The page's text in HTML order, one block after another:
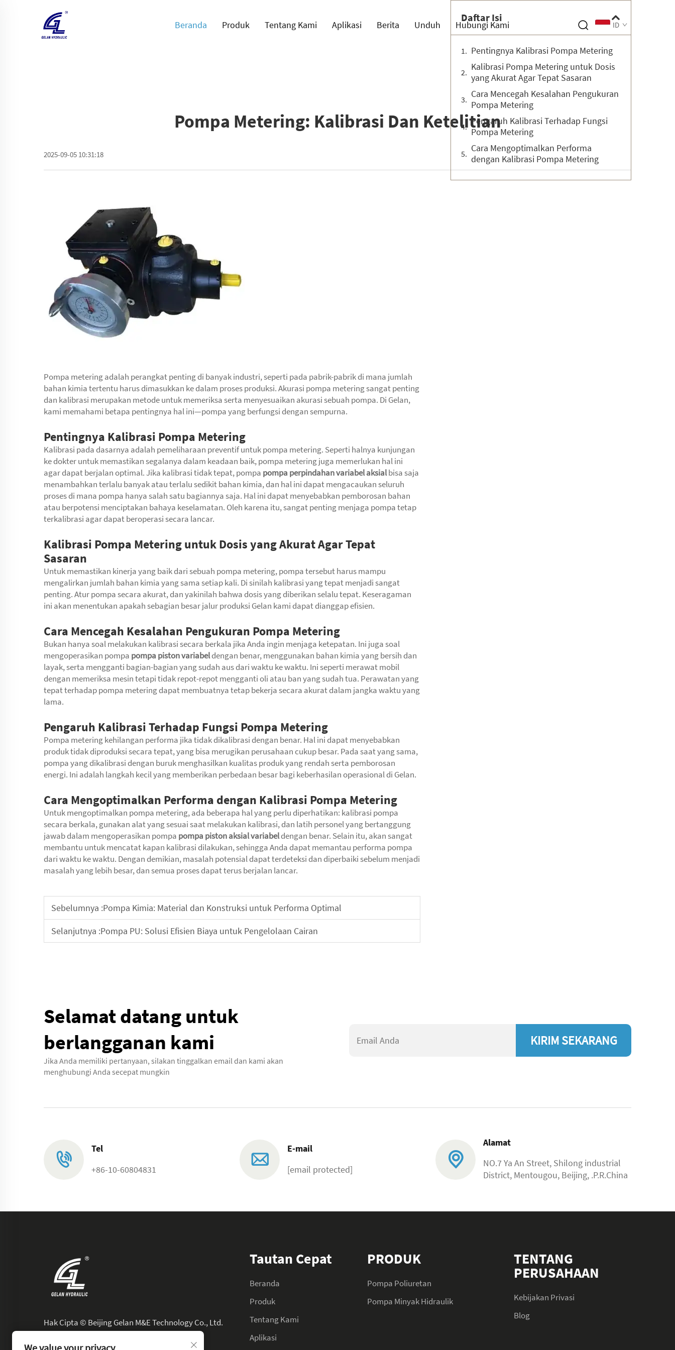
Beranda Produk Tentang Kami Aplikasi Berita Unduh Hubungi Kami ID
Pompa Metering: Kalibrasi Dan Ketelitian
2025-09-05 10:31:18
Pompa metering adalah perangkat penting di banyak industri, seperti pada pabrik-pabrik di mana jumlah
bahan kimia tertentu harus dimasukkan ke dalam proses produksi. Akurasi pompa metering sangat penting
dan kalibrasi merupakan metode untuk memeriksa serta menyesuaikan akurasi sebuah pompa. Di Gelan,
kami memahami betapa pentingnya hal ini—pompa yang berfungsi dengan sempurna.
Pentingnya Kalibrasi Pompa Metering
Kalibrasi pada dasarnya adalah pemeliharaan preventif untuk pompa metering. Seperti halnya kunjungan
ke dokter untuk memastikan segalanya dalam keadaan baik, pompa metering juga memerlukan hal ini
agar dapat berjalan optimal. Jika kalibrasi tidak tepat, pompa pompa perpindahan variabel aksialbisa saja
menambahkan terlalu banyak atau terlalu sedikit bahan kimia, dan hal ini dapat mengacaukan seluruh
proses di mana pompa hanya salah satu bagiannya saja. Hal ini dapat menyebabkan pemborosan bahan
atau berpotensi menciptakan bahaya keselamatan. Oleh karena itu, sangat penting menjaga pompa tetap
terkalibrasi agar dapat beroperasi secara lancar.
Kalibrasi Pompa Metering untuk Dosis yang Akurat Agar Tepat
Sasaran
Untuk memastikan kinerja yang baik dari sebuah pompa metering, pompa tersebut harus mampu
mengalirkan jumlah bahan kimia yang sama setiap kali. Di sinilah kalibrasi yang tepat menjadi sangat
penting. Atur pompa secara akurat, dan yakinilah bahwa dosis yang diberikan selalu tepat. Keseragaman
ini akan menentukan apakah sebagian besar jalur produksi Gelan kami dapat dianggap efisien.
Cara Mencegah Kesalahan Pengukuran Pompa Metering
Bukan hanya soal melakukan kalibrasi secara berkala jika Anda ingin menjaga ketepatan. Ini juga soal
mengoperasikan pompa pompa piston variabeldengan benar, menggunakan bahan kimia yang bersih dan
layak, serta mengganti bagian-bagian yang sudah aus dari waktu ke waktu. Ini seperti merawat mobil
dengan memeriksa mesin tetapi tidak repot-repot mengganti oli atau ban yang sudah tua. Perawatan yang
tepat terhadap pompa metering dapat membuatnya tetap bekerja secara akurat dalam jangka waktu yang
lama.
Pengaruh Kalibrasi Terhadap Fungsi Pompa Metering
Pompa metering kehilangan performa jika tidak dikalibrasi dengan benar. Hal ini dapat menyebabkan
produk tidak diproduksi secara tepat, yang bisa merugikan perusahaan cukup besar. Pada saat yang sama,
pompa yang dikalibrasi dengan buruk menghasilkan kualitas produk yang rendah serta pemborosan
energi. Ini adalah langkah kecil yang memberikan perbedaan besar bagi keberhasilan operasional di Gelan.
Cara Mengoptimalkan Performa dengan Kalibrasi Pompa Metering
Untuk mengoptimalkan pompa metering, ada beberapa hal yang perlu diperhatikan: kalibrasi pompa
secara berkala, gunakan alat yang sesuai saat melakukan kalibrasi, dan latih personel yang bertanggung
jawab dalam mengoperasikan pompa pompa piston aksial variabeldengan benar. Selain itu, akan sangat
membantu untuk mencatat kapan kalibrasi dilakukan, sehingga Anda dapat memantau performa pompa
dari waktu ke waktu. Dengan demikian, masalah potensial dapat terdeteksi dan diperbaiki sebelum menjadi
masalah yang lebih besar, dan semua proses dapat terus berjalan lancar.
Sebelumnya :Pompa Kimia: Material dan Konstruksi untuk Performa Optimal
Selanjutnya :Pompa PU: Solusi Efisien Biaya untuk Pengelolaan Cairan
Daftar Isi
Pentingnya Kalibrasi Pompa Metering
Kalibrasi Pompa Metering untuk Dosis
yang Akurat Agar Tepat Sasaran
Cara Mencegah Kesalahan Pengukuran
Pompa Metering
Pengaruh Kalibrasi Terhadap Fungsi
Pompa Metering
Cara Mengoptimalkan Performa
dengan Kalibrasi Pompa Metering
Selamat datang untuk
berlangganan kami
Jika Anda memiliki pertanyaan, silakan tinggalkan email dan kami akan
menghubungi Anda secepat mungkin
KIRIM SEKARANG
Tel
+86-10-60804831
E-mail
[email protected]
Alamat
NO.7 Ya An Street, Shilong industrial
District, Mentougou, Beijing, .P.R.China
Hak Cipta © Beijing Gelan M&E Technology Co., Ltd.
Seluruh Hak Dilindungi.
Tautan Cepat
Beranda
Produk
Tentang Kami
Aplikasi
PRODUK
Pompa Poliuretan
Pompa Minyak Hidraulik
TENTANG
PERUSAHAAN
Kebijakan Privasi
Blog